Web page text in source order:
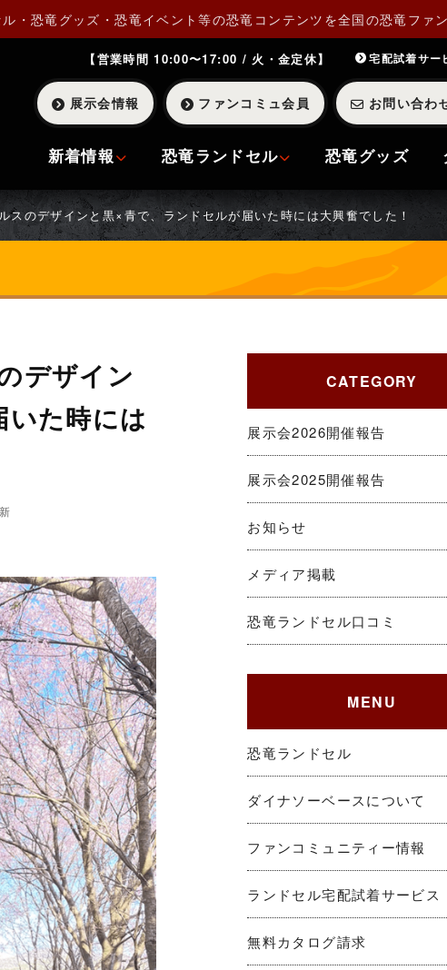
恐竜グッズ・恐竜イベント等の恐竜コンテンツを全国の恐竜ファ
【営業時間 10:00〜17:00 / 火・金定休】 宅配試着サー
展示会情報 ファンコミュ会員 お問い合わ
新着情報 恐竜ランドセル 恐竜グッズ
スのデザインと黒×青で、ランドセルが届いた時には大興奮でした！
デザイン
た時には
CATEGORY
展示会2026開催報告
展示会2025開催報告
お知らせ
メディア掲載
恐竜ランドセル口コミ
MENU
恐竜ランドセル
ダイナソーベースについて
ファンコミュニティー情報
ランドセル宅配試着サービス
無料カタログ請求